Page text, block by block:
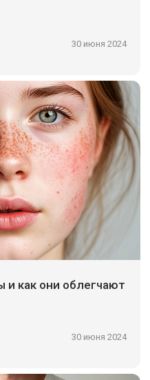
30 июня 2024
и как они облегчают
30 июня 2024